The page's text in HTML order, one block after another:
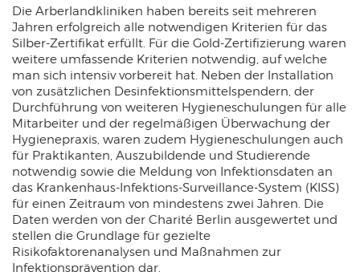
Die Arberlandkliniken haben bereits seit mehreren
Jahren erfolgreich alle notwendigen Kriterien für das
Silber-Zertifikat erfüllt. Für die Gold-Zertifizierung waren
weitere umfassende Kriterien notwendig, auf welche
man sich intensiv vorbereit hat. Neben der Installation
von zusätzlichen Desinfektionsmittelspendern, der
Durchführung von weiteren Hygieneschulungen für alle
Mitarbeiter und der regelmäßigen Überwachung der
Hygienepraxis, waren zudem Hygieneschulungen auch
für Praktikanten, Auszubildende und Studierende
notwendig sowie die Meldung von Infektionsdaten an
das Krankenhaus-Infektions-Surveillance-System (KISS)
für einen Zeitraum von mindestens zwei Jahren. Die
Daten werden von der Charité Berlin ausgewertet und
stellen die Grundlage für gezielte
Risikofaktorenanalysen und Maßnahmen zur
Infektionsprävention dar.
Cookie Laufzeit: